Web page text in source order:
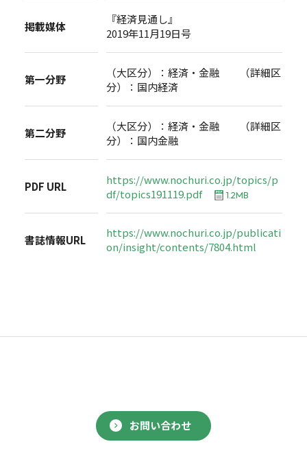
掲載媒体
『経済見通し』
2019年11月19日号
第一分野
（大区分）：経済・金融 （詳細区
分）：国内経済
第二分野
（大区分）：経済・金融 （詳細区
分）：国内金融
PDF URL
https://www.nochuri.co.jp/topics/p
df/topics191119.pdf
1.2MB
書誌情報URL
https://www.nochuri.co.jp/publicati
on/insight/contents/7804.html
お問い合わせ